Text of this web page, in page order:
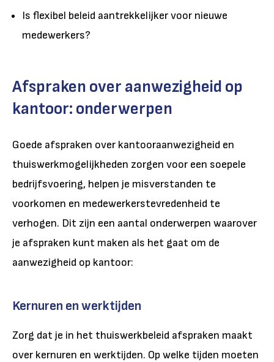
Is flexibel beleid aantrekkelijker voor nieuwe
medewerkers?
Afspraken over aanwezigheid op
kantoor: onderwerpen
Goede afspraken over kantooraanwezigheid en
thuiswerkmogelijkheden zorgen voor een soepele
bedrijfsvoering, helpen je misverstanden te
voorkomen en medewerkerstevredenheid te
verhogen. Dit zijn een aantal onderwerpen waarover
je afspraken kunt maken als het gaat om de
aanwezigheid op kantoor:
Kernuren en werktijden
Zorg dat je in het thuiswerkbeleid afspraken maakt
over kernuren en werktijden. Op welke tijden moeten